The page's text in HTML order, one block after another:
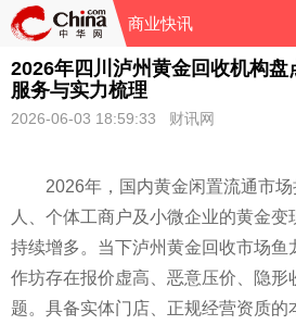
商业快讯
2026年四川泸州黄金回收机构
服务与实力梳理
2026-06-03 18:59:33 财讯网
2026年，国内黄金闲置流通市
人、个体工商户及小微企业的黄金
持续增多。当下泸州黄金回收市场鱼
作坊存在报价虚高、恶意压价、隐形
题。具备实体门店、正规经营资质的